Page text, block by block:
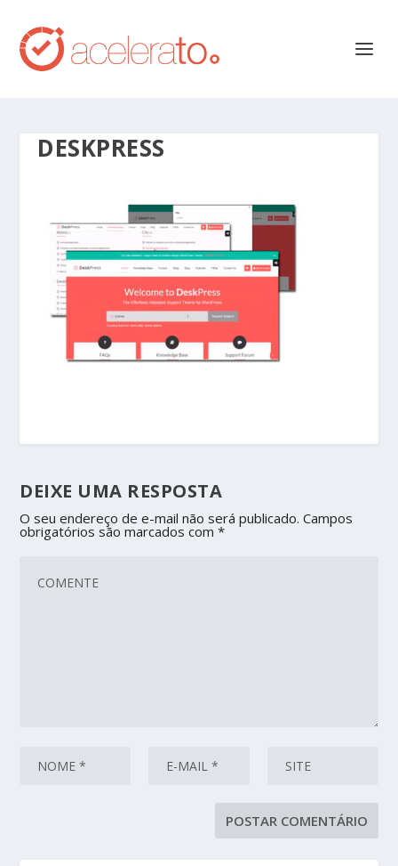
DESKPRESS
DEIXE UMA RESPOSTA
O seu endereço de e-mail não será publicado. Campos
obrigatórios são marcados com*